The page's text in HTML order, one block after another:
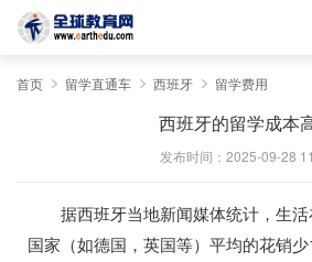
首页 留学直通车 西班牙 留学费用
西班牙的留学成本
发布时间：2025-09-28
据西班牙当地新闻媒体统计，生
国家（如德国，英国等）平均的花销少